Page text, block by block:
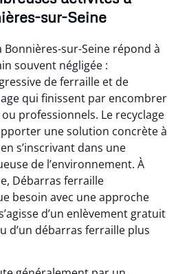
sur-Seine
sur-Seine répond à
souvent négligée :
de ferraille et de
qui finissent par encombrer
professionnels. Le recyclage
une solution concrète à
s’inscrivant dans une
de l’environnement. À
Débarras ferraille
besoin avec une approche
d’un enlèvement gratuit
d’un débarras ferraille plus